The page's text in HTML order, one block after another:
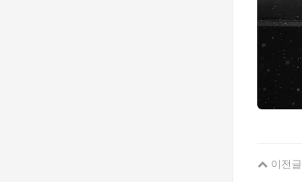
이전글